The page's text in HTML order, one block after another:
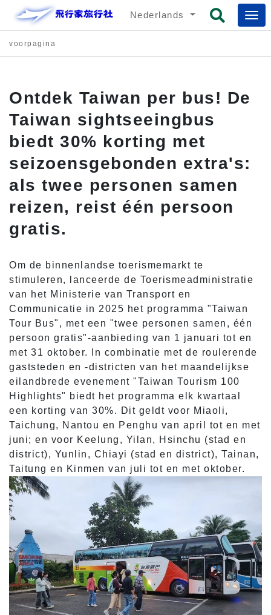
Nederlands
voorpagina
Ontdek Taiwan per bus! De
Taiwan sightseeingbus
biedt 30% korting met
seizoensgebonden extra's:
als twee personen samen
reizen, reist één persoon
gratis.
Om de binnenlandse toerismemarkt te
stimuleren, lanceerde de Toerismeadministratie
van het Ministerie van Transport en
Communicatie in 2025 het programma "Taiwan
Tour Bus", met een "twee personen samen, één
persoon gratis"-aanbieding van 1 januari tot en
met 31 oktober. In combinatie met de roulerende
gaststeden en -districten van het maandelijkse
eilandbrede evenement "Taiwan Tourism 100
Highlights" biedt het programma elk kwartaal
een korting van 30%. Dit geldt voor Miaoli,
Taichung, Nantou en Penghu van april tot en met
juni; en voor Keelung, Yilan, Hsinchu (stad en
district), Yunlin, Chiayi (stad en district), Tainan,
Taitung en Kinmen van juli tot en met oktober.